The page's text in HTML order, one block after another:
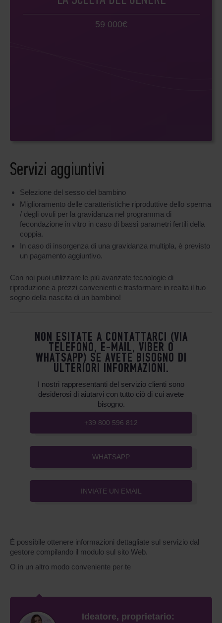
59 000€
Servizi aggiuntivi
Selezione del sesso del bambino
Miglioramento delle caratteristiche riproduttive dello sperma
/ degli ovuli per la gravidanza nel programma di
fecondazione in vitro in caso di bassi parametri fertili della
coppia.
In caso di insorgenza di una gravidanza multipla, è previsto
un pagamento aggiuntivo.
Con noi puoi utilizzare le più avanzate tecnologie di
riproduzione a prezzi convenienti e trasformare in realtà il tuo
sogno della nascita di un bambino!
NON ESITATE A CONTATTARCI (VIA
TELEFONO, E-MAIL, VIBER O
WHATSAPP) SE AVETE BISOGNO DI
ULTERIORI INFORMAZIONI.
I nostri rappresentanti del servizio clienti sono
desiderosi di aiutarvi con tutto ciò di cui avete
bisogno.
+39 800 596 812
WHATSAPP
INVIATE UN EMAIL
È possibile ottenere informazioni dettagliate sul servizio dal
gestore compilando il modulo sul sito Web.
O in un altro modo conveniente per te
Ideatore, proprietario: